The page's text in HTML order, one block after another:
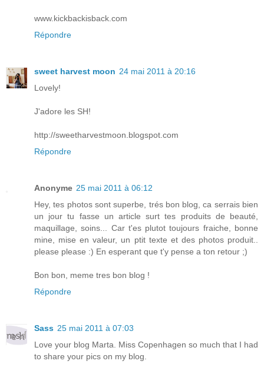
www.kickbackisback.com
Répondre
sweet harvest moon 24 mai 2011 à 20:16
Lovely!
J'adore les SH!
http://sweetharvestmoon.blogspot.com
Répondre
Anonyme 25 mai 2011 à 06:12
Hey, tes photos sont superbe, trés bon blog, ca serrais bien
un jour tu fasse un article surt tes produits de beauté,
maquillage, soins... Car t'es plutot toujours fraiche, bonne
mine, mise en valeur, un ptit texte et des photos produit..
please please :) En esperant que t'y pense a ton retour ;)
Bon bon, meme tres bon blog !
Répondre
Sass 25 mai 2011 à 07:03
Love your blog Marta. Miss Copenhagen so much that I had
to share your pics on my blog.